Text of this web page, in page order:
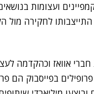
ועצומות
לחקירה מול
אוואז וכהקדמה